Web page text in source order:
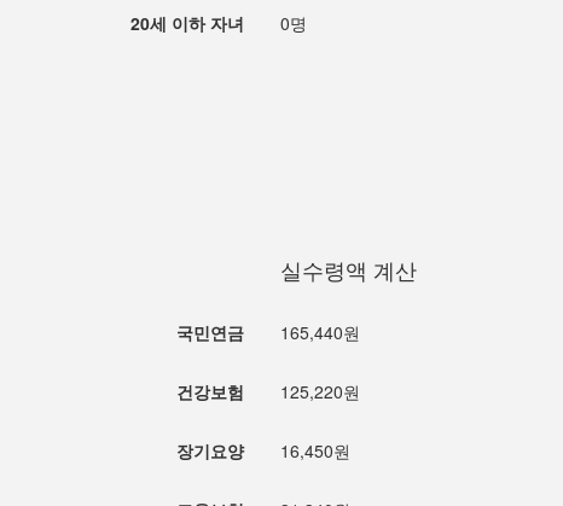
20세 이하 자녀 0명
실수령액 계산
국민연금 165,440원
건강보험 125,220원
장기요양 16,450원